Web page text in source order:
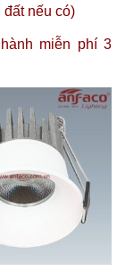
nếu có)
miễn phí 3